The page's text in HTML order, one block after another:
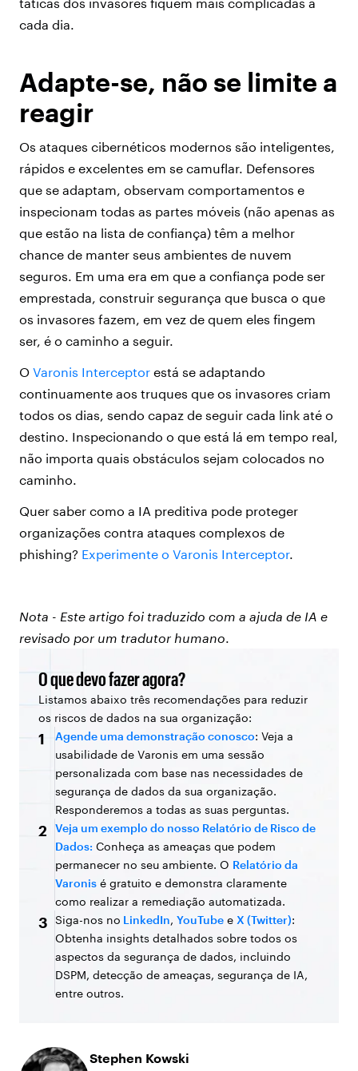
cada dia.
Adapte-se, não se limite a
reagir
Os ataques cibernéticos modernos são inteligentes,
rápidos e excelentes em se camuflar. Defensores
que se adaptam, observam comportamentos e
inspecionam todas as partes móveis (não apenas as
que estão na lista de confiança) têm a melhor
chance de manter seus ambientes de nuvem
seguros. Em uma era em que a confiança pode ser
emprestada, construir segurança que busca o que
os invasores fazem, em vez de quem eles fingem
ser, é o caminho a seguir.
O Varonis Interceptor está se adaptando
continuamente aos truques que os invasores criam
todos os dias, sendo capaz de seguir cada link até o
destino. Inspecionando o que está lá em tempo real,
não importa quais obstáculos sejam colocados no
caminho.
Quer saber como a IA preditiva pode proteger
organizações contra ataques complexos de
phishing? Experimente o Varonis Interceptor.
Nota - Este artigo foi traduzido com a ajuda de IA e
revisado por um tradutor humano.
O que devo fazer agora?
Listamos abaixo três recomendações para reduzir
os riscos de dados na sua organização:
1 Agende uma demonstração conosco: Veja a
usabilidade de Varonis em uma sessão
personalizada com base nas necessidades de
segurança de dados da sua organização.
Responderemos a todas as suas perguntas.
2
Veja um exemplo do nosso Relatório de Risco de
Dados: Conheça as ameaças que podem
permanecer no seu ambiente. O Relatório da
Varonis é gratuito e demonstra claramente
como realizar a remediação automatizada.
3 Siga-nos no LinkedIn, YouTube e X (Twitter):
Obtenha insights detalhados sobre todos os
aspectos da segurança de dados, incluindo
DSPM, detecção de ameaças, segurança de IA,
entre outros.
Stephen Kowski